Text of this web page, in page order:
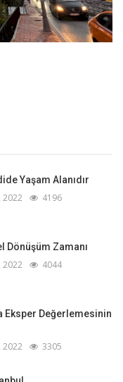
Yaşam Alanıdır
2022 4196
Dönüşüm Zamanı
2022 4044
Eksper Değerlemesinin
2022 3305